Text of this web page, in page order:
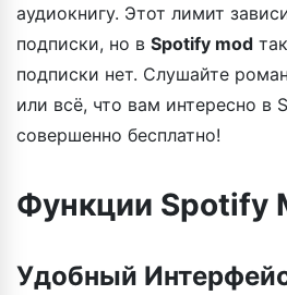
аудиокнигу. Этот лимит
подписки, но в Spotify mod
подписки нет. Слушайте
или всё, что вам интересно в
совершенно бесплатно!
Функции Spotify
Удобный